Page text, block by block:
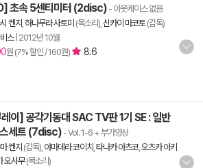
초속 5센티미터 (2disc) - 아웃케이스 없음
켄지 하나무라 사토미 (목소리), 신카이 마코토(감독)
스| 2012년 10월
원 (7% 할인 / 160원)
8.6
이] 공각기동대 SAC TV판 1기 SE : 일반
세트 (7disc)- Vol. 1-6 + 부가영상
켄지 (감독), 야마데라 코이치 타나카 아츠코, 오츠카 아키
오사무(목소리)